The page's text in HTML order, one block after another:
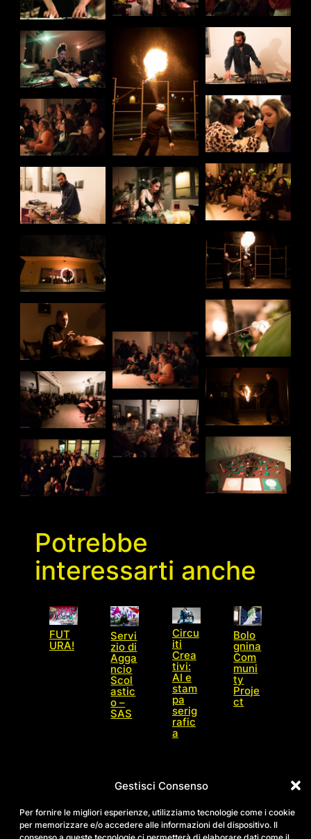
Gestisci Consenso
Per fornire le migliori esperienze, utilizziamo tecnologie come i cookie
per memorizzare e/o accedere alle informazioni del dispositivo. Il
Potrebbe
interessarti anche
FUT
URA!
Servi
zio di
Agga
ncio
Scol
astic
o –
SAS
Circu
iti
Crea
tivi:
AI e
stam
pa
serig
rafic
a
Bolo
gnina
Com
muni
ty
Proje
ct